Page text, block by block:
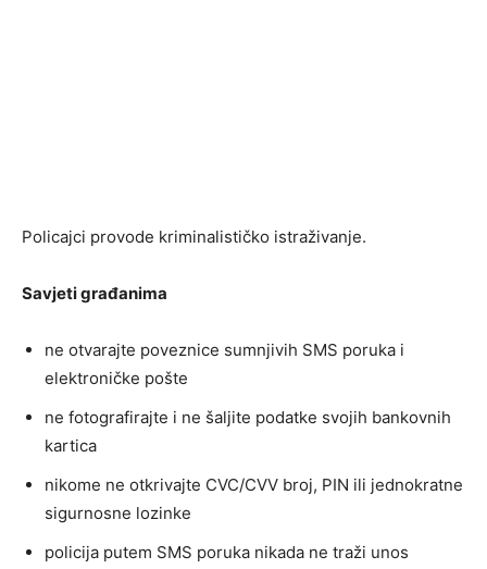
Policajci provode kriminalističko istraživanje.
Savjeti građanima
ne otvarajte poveznice sumnjivih SMS poruka i
elektroničke pošte
ne fotografirajte i ne šaljite podatke svojih bankovnih
kartica
nikome ne otkrivajte CVC/CVV broj, PIN ili jednokratne
sigurnosne lozinke
policija putem SMS poruka nikada ne traži unos